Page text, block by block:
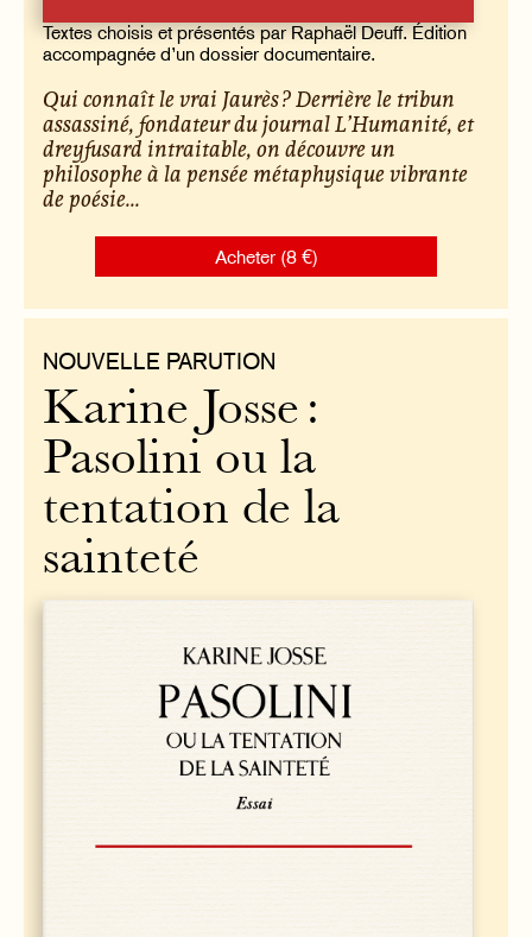
Textes choisis et présentés par Raphaël Deuff. Édition
accompagnée d’un dossier documentaire.
Qui connaît le vrai Jaurès ? Derrière le tribun
assassiné, fondateur du journal L’Humanité, et
dreyfusard intraitable, on découvre un
philosophe à la pensée métaphysique vibrante
de poésie...
Acheter (8 €)
NOUVELLE PARUTION
Karine Josse :
Pasolini ou la
tentation de la
sainteté